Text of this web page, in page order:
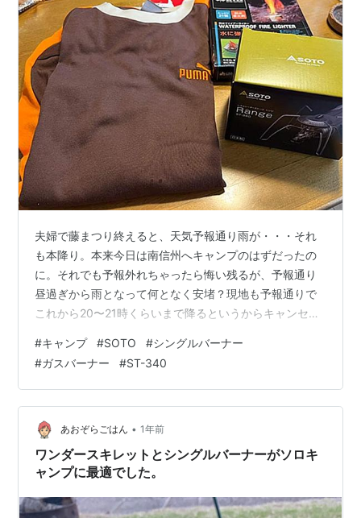
夫婦で藤まつり終えると、天気予報通り雨が・・・それ
も本降り。本来今日は南信州へキャンプのはずだったの
に。それでも予報外れちゃったら悔い残るが、予報通り
昼過ぎから雨となって何となく安堵？現地も予報通りで
これから20〜21時くらいまで降るというからキャンセル
したので、そうなると時間的余裕ができちゃったので、
何となく物欲が湧いてきちゃった？とりあえず、一宮の
アウトドアショップへ。話は変わるが巷では最近大型ス
ポーツショップの閉店が続いていない？ほんと寂しいも
のだ。物欲のターゲットはシングルガスバーナー
に・・・最近はガソリンツーバーナーはお蔵入り状態
で…
#キャンプ #SOTO #シングルバーナー
#ガスバーナー #ST-340
あおぞらごはん • 1年前
ワンダースキレットとシングルバーナーがソロキ
ャンプに最適でした。